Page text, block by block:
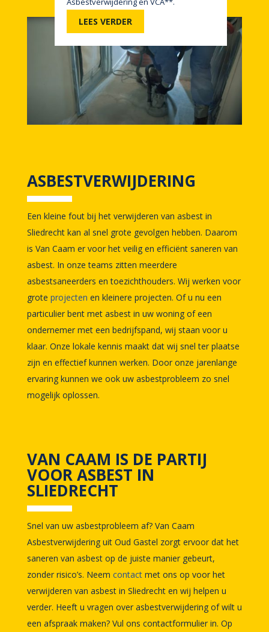
LEES VERDER
ASBESTVERWIJDERING
Een kleine fout bij het verwijderen van asbest in
Sliedrecht kan al snel grote gevolgen hebben. Daarom
is Van Caam er voor het veilig en efficiënt saneren van
asbest. In onze teams zitten meerdere
asbestsaneerders en toezichthouders. Wij werken voor
grote projecten en kleinere projecten. Of u nu een
particulier bent met asbest in uw woning of een
ondernemer met een bedrijfspand, wij staan voor u
klaar. Onze lokale kennis maakt dat wij snel ter plaatse
zijn en effectief kunnen werken. Door onze jarenlange
ervaring kunnen we ook uw asbestprobleem zo snel
mogelijk oplossen.
VAN CAAM IS DE PARTIJ
VOOR ASBEST IN
SLIEDRECHT
Snel van uw asbestprobleem af? Van Caam
Asbestverwijdering uit Oud Gastel zorgt ervoor dat het
saneren van asbest op de juiste manier gebeurt,
zonder risico’s. Neem contactmet ons op voor het
verwijderen van asbest in Sliedrecht en wij helpen u
verder. Heeft u vragen over asbestverwijdering of wilt u
een afspraak maken? Vul ons contactformulier in. Op